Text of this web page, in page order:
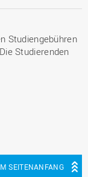
Studiengebühren
Studierenden
SEITENANFANG